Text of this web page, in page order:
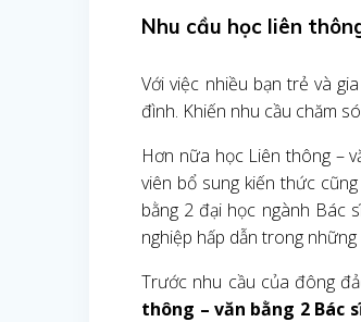
Nhu cầu học liên
Với việc nhiều bạn trẻ và
đình. Khiến nhu cầu chăm
Hơn nữa học Liên thông –
viên bổ sung kiến thức
bằng 2 đại học ngành Bác
nghiệp hấp dẫn trong những
Trước nhu cầu của đông
thông – văn bằng 2 Bác